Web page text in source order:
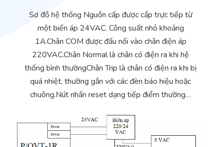
Nhà sản xuất thiết bị điều khiển
Cung cấp giải pháp quản lý cho toà nhà (BMS)
Bảo trì – Bảo dưỡng hệ thống
Tư vấn – Thiết kế – Cung cấp thiết bị HVAC
Tư vấn thiết kế, thi công tủ điều khiển
Thi công – Lắp đặt hệ thống HVAC
Bài viết
Yêu cầu báo giá
Sơ đồ hệ thống Nguồn cấp được cấp trực tiếp từ
một biến áp 24VAC. Công suất nhỏ khoảng
1A.Chân COM được đấu nối vào chân điện áp
220VAC.Chân Normal là chân có điện ra khi hệ
thống bình thườngChân Trip là chân có điện ra khi bị
quá nhiệt, thường gắn với các đèn báo hiệu hoặc
chuông.Nút nhấn reset dạng tiếp điểm thường…